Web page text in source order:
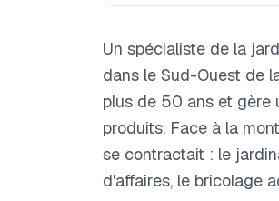
Un spécialiste de la
dans le Sud-Ouest de
plus de 50 ans et
produits. Face à la
se contractait : le
d'affaires, le bricolage